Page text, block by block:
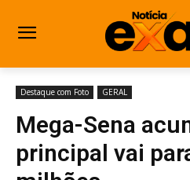
Destaque com Foto GERAL
Mega-Sena
principal vai